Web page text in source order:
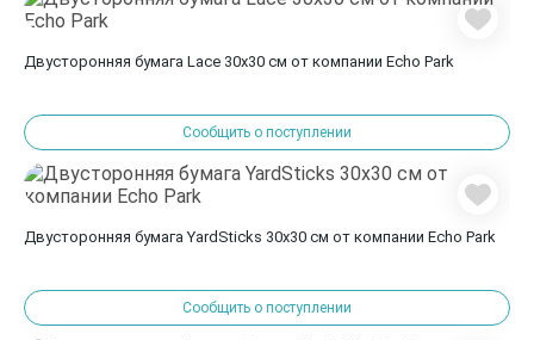
Двусторонняя бумага Lace 30х30 см от компании Echo Park
Сообщить о поступлении
Двусторонняя бумага YardSticks 30х30 см от компании Echo Park
Сообщить о поступлении